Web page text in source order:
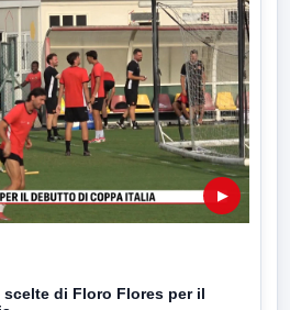
▶
di Floro Flores per il